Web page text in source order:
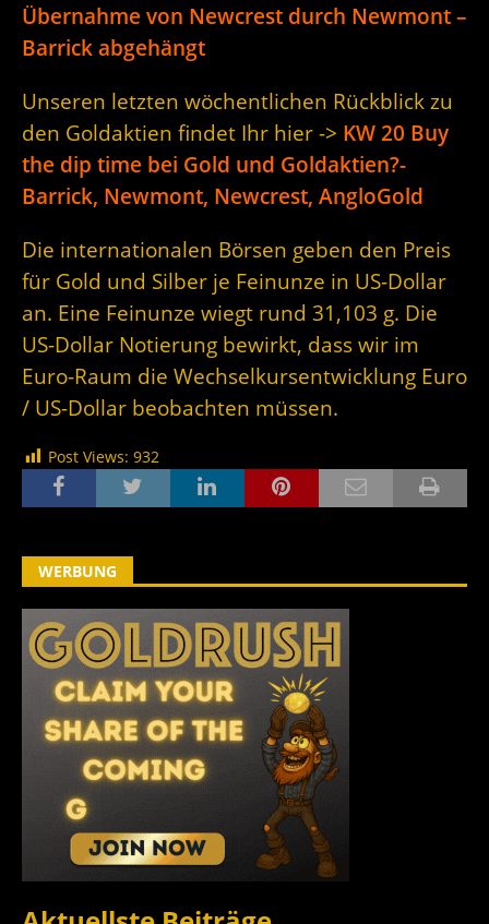
Übernahme von Newcrest durch Newmont –
Barrick abgehängt
Unseren letzten wöchentlichen Rückblick zu
den Goldaktien findet Ihr hier -> KW 20 Buy
the dip time bei Gold und Goldaktien?-
Barrick, Newmont, Newcrest, AngloGold
Die internationalen Börsen geben den Preis
für Gold und Silber je Feinunze in US-Dollar
an. Eine Feinunze wiegt rund 31,103 g. Die
US-Dollar Notierung bewirkt, dass wir im
Euro-Raum die Wechselkursentwicklung Euro
/ US-Dollar beobachten müssen.
Post Views: 932
WERBUNG